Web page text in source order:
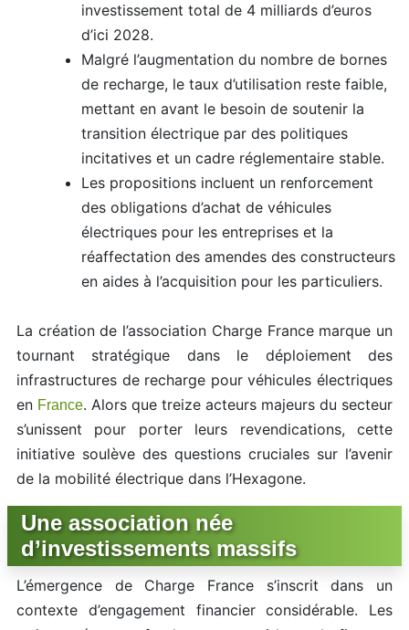
investissement total de 4 milliards d’euros
d’ici 2028.
Malgré l’augmentation du nombre de bornes
de recharge, le taux d’utilisation reste faible,
mettant en avant le besoin de soutenir la
transition électrique par des politiques
incitatives et un cadre réglementaire stable.
Les propositions incluent un renforcement
des obligations d’achat de véhicules
électriques pour les entreprises et la
réaffectation des amendes des constructeurs
en aides à l’acquisition pour les particuliers.
La création de l’association Charge France marque un
tournant stratégique dans le déploiement des
infrastructures de recharge pour véhicules électriques
en France. Alors que treize acteurs majeurs du secteur
s’unissent pour porter leurs revendications, cette
initiative soulève des questions cruciales sur l’avenir
de la mobilité électrique dans l’Hexagone.
Une association née
d’investissements massifs
L’émergence de Charge France s’inscrit dans un
contexte d’engagement financier considérable. Les